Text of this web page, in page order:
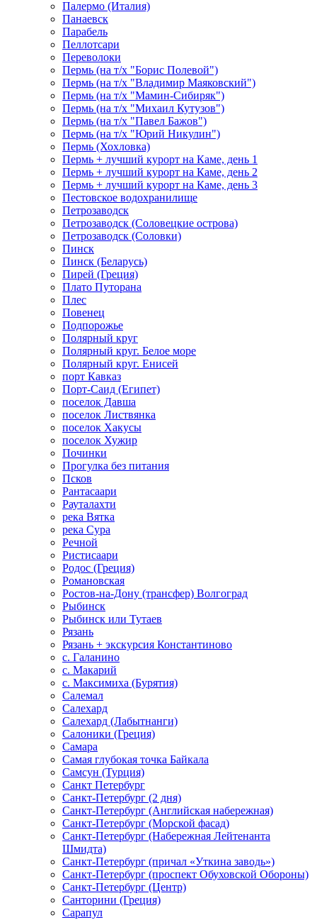
Палермо (Италия)
Панаевск
Парабель
Пеллотсари
Переволоки
Пермь (на т/х "Борис Полевой")
Пермь (на т/х "Владимир Маяковский")
Пермь (на т/х "Мамин-Сибиряк")
Пермь (на т/х "Михаил Кутузов")
Пермь (на т/х "Павел Бажов")
Пермь (на т/х "Юрий Никулин")
Пермь (Хохловка)
Пермь + лучший курорт на Каме, день 1
Пермь + лучший курорт на Каме, день 2
Пермь + лучший курорт на Каме, день 3
Пестовское водохранилище
Петрозаводск
Петрозаводск (Соловецкие острова)
Петрозаводск (Соловки)
Пинск
Пинск (Беларусь)
Пирей (Греция)
Плато Путорана
Плес
Повенец
Подпорожье
Полярный круг
Полярный круг. Белое море
Полярный круг. Енисей
порт Кавказ
Порт-Саид (Египет)
поселок Давша
поселок Листвянка
поселок Хакусы
поселок Хужир
Починки
Прогулка без питания
Псков
Рантасаари
Рауталахти
река Вятка
река Сура
Речной
Ристисаари
Родос (Греция)
Романовская
Ростов-на-Дону (трансфер) Волгоград
Рыбинск
Рыбинск или Тутаев
Рязань
Рязань + экскурсия Константиново
с. Галанино
с. Макарий
с. Максимиха (Бурятия)
Салемал
Салехард
Салехард (Лабытнанги)
Салоники (Греция)
Самара
Самая глубокая точка Байкала
Самсун (Турция)
Санкт Петербург
Санкт-Петербург (2 дня)
Санкт-Петербург (Английская набережная)
Санкт-Петербург (Морской фасад)
Санкт-Петербург (Набережная Лейтенанта
Шмидта)
Санкт-Петербург (причал «Уткина заводь»)
Санкт-Петербург (проспект Обуховской Обороны)
Санкт-Петербург (Центр)
Санторини (Греция)
Сарапул